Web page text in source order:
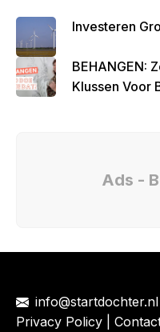
Investeren
BEHANGEN:
Klussen Voor
Ads -
info@startdochter.nl
Privacy Policy